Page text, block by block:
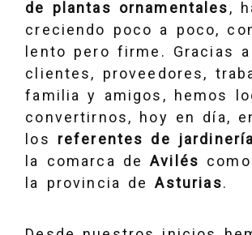
de plantas ornamentales,
creciendo poco a poco,
lento pero firme. Gracias
clientes, proveedores,
familia y amigos, hemos
convertirnos, hoy en día,
los referentes de jardinería
la comarca deAvilés
la provincia deAsturias.